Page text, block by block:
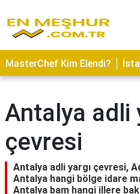
ASTROLOJİ
SAĞLIK
TARİFLERİ
GEZİLECEK
YERLER
CİLT
BAKIMI
MasterChef Kim Elendi?
Antalya adli
çevresi
Antalya adli yargı çevresi,
Antalya hangi bölge idare
Antalya bam hangi illere